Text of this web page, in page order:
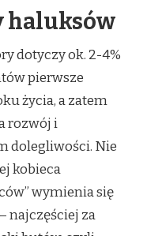
haluksów
dotyczy ok. 2-4%
pierwsze
życia, a zatem
rozwój i
dolegliwości. Nie
kobieca
wymienia się
najczęściej za